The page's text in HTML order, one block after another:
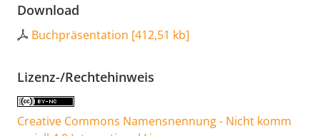
Download
Buchpräsentation [412,51 kb]
Lizenz-/Rechtehinweis
Creative Commons Namensnennung - Nicht komm